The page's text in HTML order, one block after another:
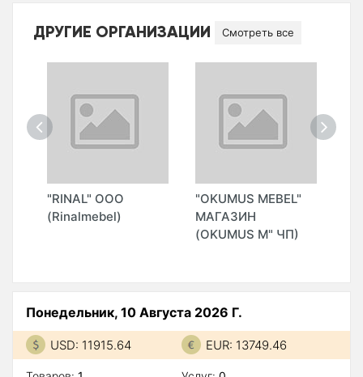
ДРУГИЕ ОРГАНИЗАЦИИ Смотреть все
"RINAL" ООО
(Rinalmebel)
"OKUMUS MEBEL"
МАГАЗИН
(OKUMUS M" ЧП)
Понедельник, 10 Августа 2026 Г.
USD: 11915.64 EUR: 13749.46